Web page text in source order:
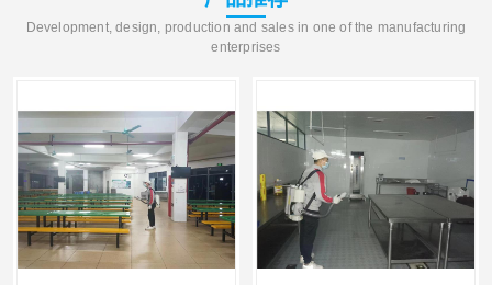
Development, design, production and sales in one of the manufacturing
enterprises